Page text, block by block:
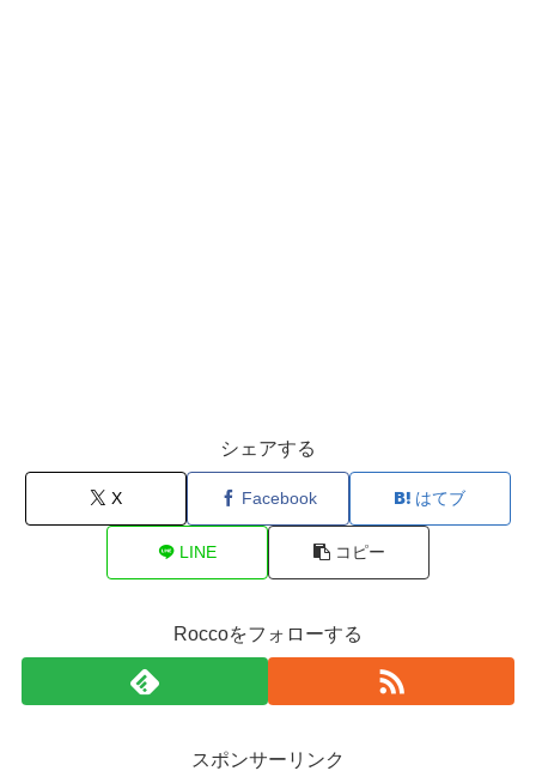
シェアする
X Facebook はてブ
LINE コピー
Roccoをフォローする
スポンサーリンク